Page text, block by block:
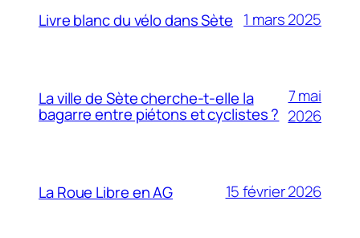
Livre blanc du vélo dans Sète 1 mars 2025
La ville de Sète cherche-t-elle la
bagarre entre piétons et cyclistes ?
7 mai
2026
La Roue Libre en AG 15 février 2026